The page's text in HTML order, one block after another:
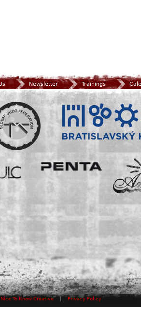
Newsletter Trainings
Nice To Know Creative Privacy Policy